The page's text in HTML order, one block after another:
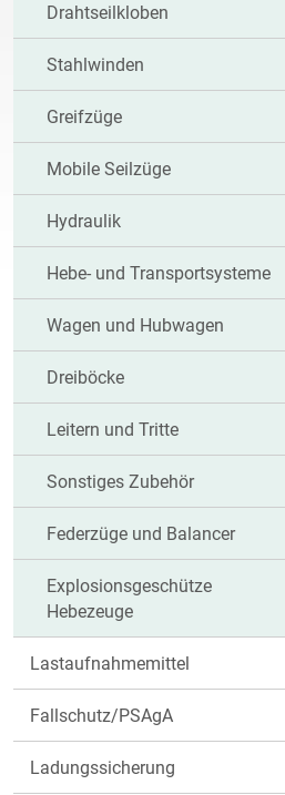
Drahtseilkloben
Stahlwinden
Greifzüge
Mobile Seilzüge
Hydraulik
Hebe- und Transportsysteme
Wagen und Hubwagen
Dreiböcke
Leitern und Tritte
Sonstiges Zubehör
Federzüge und Balancer
Explosionsgeschütze
Hebezeuge
Lastaufnahmemittel
Fallschutz/PSAgA
Ladungssicherung